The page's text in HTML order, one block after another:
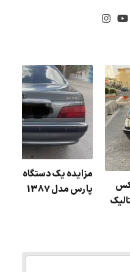
مزایده یک دستگاه
پارس مدل 1387
ایکس